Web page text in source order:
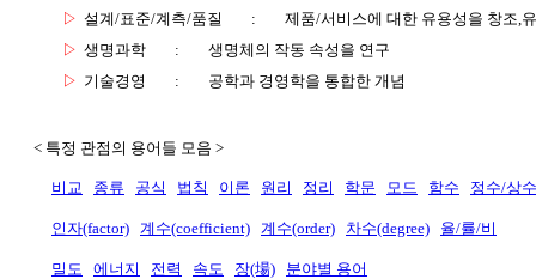
▷ 설계/표준/계측/품질 :
제품/서비스에 대한 유용성을 창조,
▷ 생명과학 :
생명체의 작동 속성을 연구
▷ 기술경영 : 공학과 경영학을 통합한 개념
< 특정 관점의 용어들 모음 >
비교 종류 공식 법칙 이론 원리 정리 학문 모드 함수 정수/상수
인자(factor) 계수(coefficient) 계수(order) 차수(degree) 율/률/비
밀도 에너지 전력 속도 장(場) 분야별 용어